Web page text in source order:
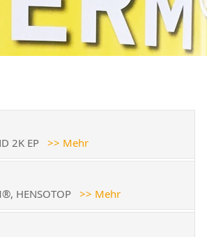
2K EP >> Mehr
HENSOTOP >> Mehr